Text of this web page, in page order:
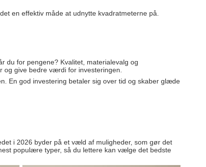
en effektiv måde at udnytte kvadratmeterne på.
du for pengene? Kvalitet, materialevalg og
og give bedre værdi for investeringen.
En god investering betaler sig over tid og skaber glæde
i 2026 byder på et væld af muligheder, som gør det
populære typer, så du lettere kan vælge det bedste